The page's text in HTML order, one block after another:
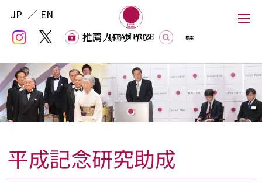
JP
EN
推薦人ログイン
推薦人ログイン
Japan Prize
平成記念研究助成